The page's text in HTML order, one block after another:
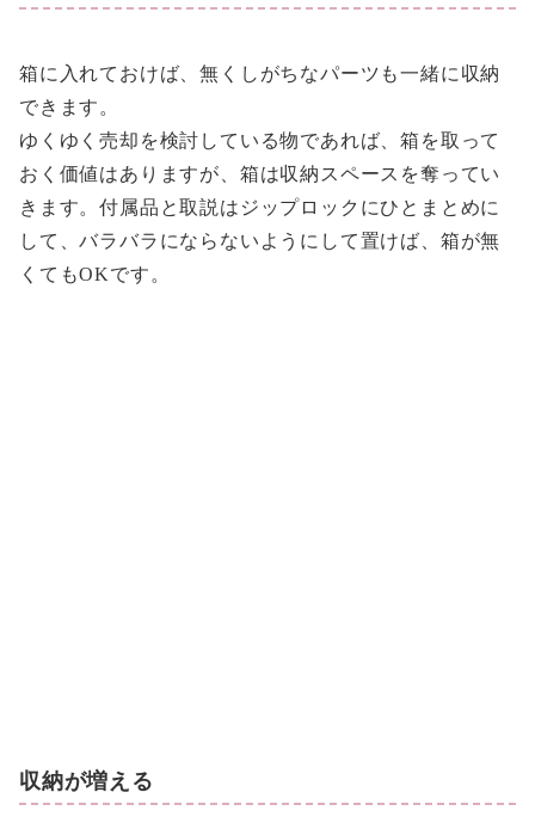
箱に入れておけば、無くしがちなパーツも一緒に収納
できます。
ゆくゆく売却を検討している物であれば、箱を取って
おく価値はありますが、箱は収納スペースを奪ってい
きます。付属品と取説はジップロックにひとまとめに
して、バラバラにならないようにして置けば、箱が無
くてもOKです。
収納が増える